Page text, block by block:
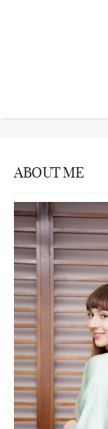
ABOUT ME